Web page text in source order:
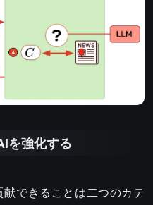
を強化する
できることは二つのカテ